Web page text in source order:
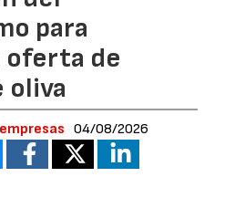
para
oferta de
oliva
04/08/2026